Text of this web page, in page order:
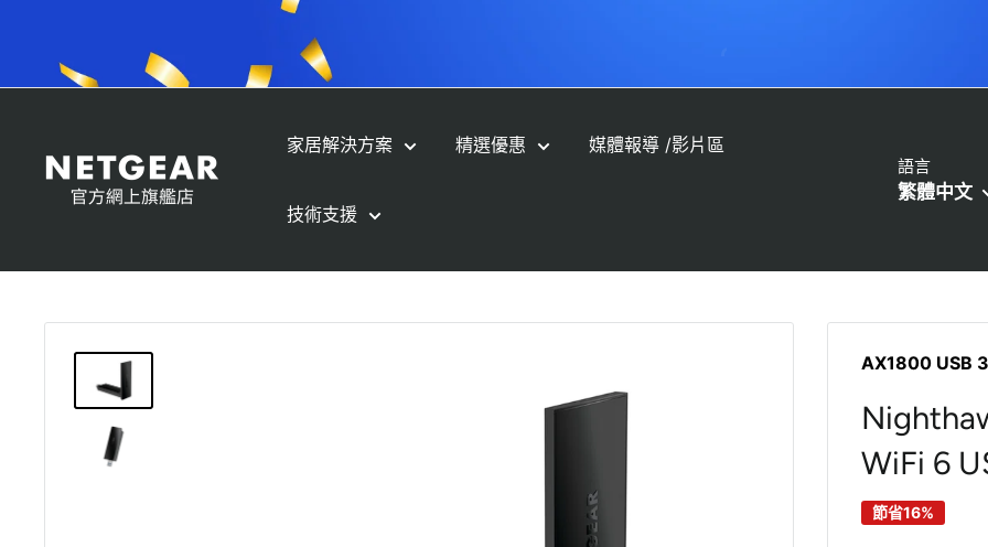
NETGEAR
Store
家居解決方案 精選優惠 媒體報導 /影片區
技術支援
語言
繁體中文
AX1800 USB
WiFi 6
節省16%